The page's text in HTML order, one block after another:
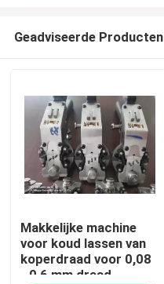
Geadviseerde Producten
Makkelijke machine
voor koud lassen van
koperdraad voor 0,08
- 0,6 mm draad